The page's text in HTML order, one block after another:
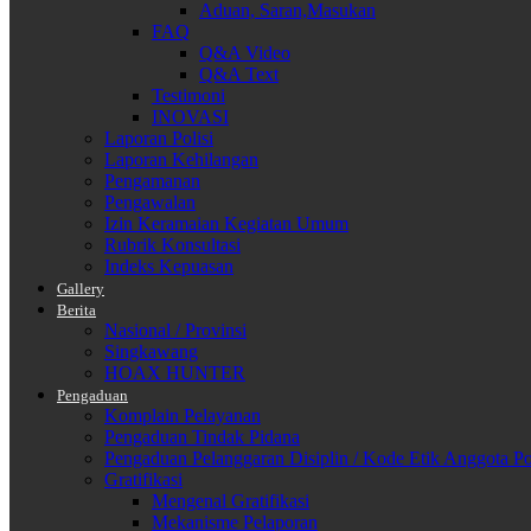
Aduan, Saran,Masukan
FAQ
Q&A Video
Q&A Text
Testimoni
INOVASI
Laporan Polisi
Laporan Kehilangan
Pengamanan
Pengawalan
Izin Keramaian Kegiatan Umum
Rubrik Konsultasi
Indeks Kepuasan
Gallery
Berita
Nasional / Provinsi
Singkawang
HOAX HUNTER
Pengaduan
Komplain Pelayanan
Pengaduan Tindak Pidana
Pengaduan Pelanggaran Disiplin / Kode Etik Anggota
Gratifikasi
Mengenal Gratifikasi
Mekanisme Pelaporan